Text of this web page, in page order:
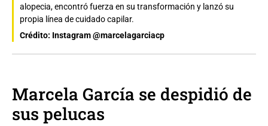
alopecia, encontró fuerza en su transformación y lanzó su
propia línea de cuidado capilar.
Crédito: Instagram @marcelagarciacp
Marcela García se despidió de
sus pelucas